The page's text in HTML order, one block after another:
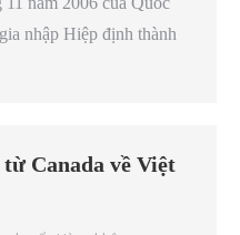
nhập Hiệp định thành
Canada về Việt